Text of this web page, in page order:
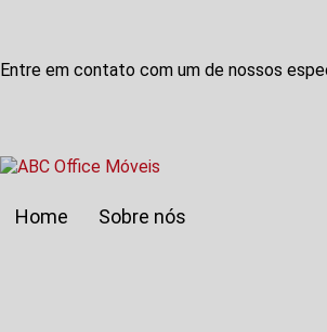
Entre em contato com um de nossos
Home
Sobre nós